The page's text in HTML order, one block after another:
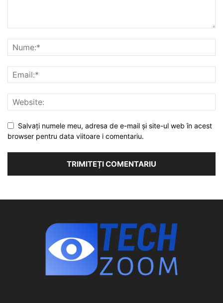
Salvați numele meu, adresa de e-mail și site-ul web în acest
browser pentru data viitoare i comentariu.